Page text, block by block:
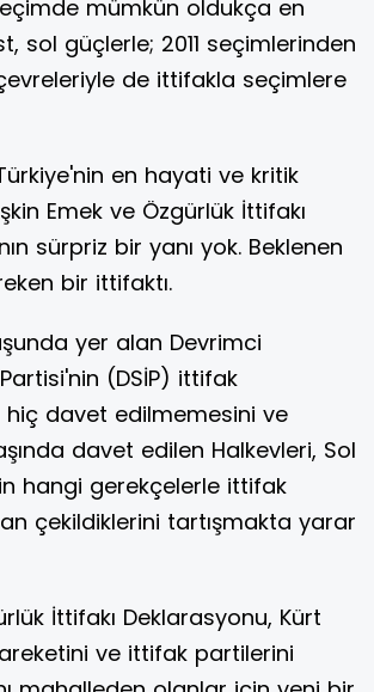
mümkün oldukça en
sol güçlerle; 2011 seçimlerinden
de ittifakla seçimlere
en hayati ve kritik
Emek ve Özgürlük İttifakı
sürpriz bir yanı yok. Beklenen
bir ittifaktı.
yer alan Devrimci
(DSİP) ittifak
hiç davet edilmemesini ve
davet edilen Halkevleri, Sol
hangi gerekçelerle ittifak
çekildiklerini tartışmakta yarar
İttifakı Deklarasyonu, Kürt
ve ittifak partilerini